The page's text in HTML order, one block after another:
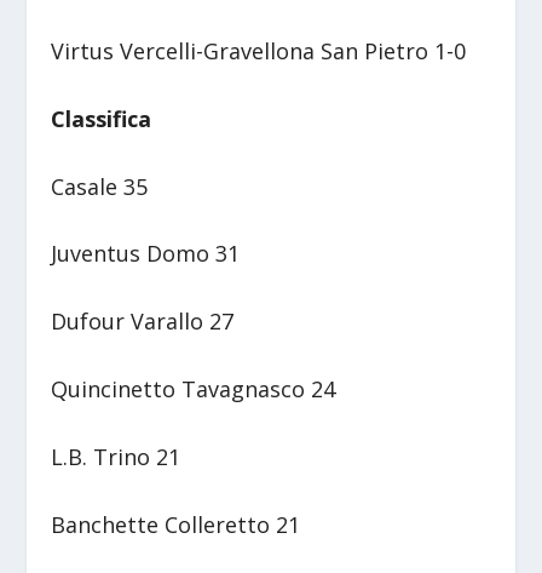
Virtus Vercelli-Gravellona San Pietro 1-0
Classifica
Casale 35
Juventus Domo 31
Dufour Varallo 27
Quincinetto Tavagnasco 24
L.B. Trino 21
Banchette Colleretto 21